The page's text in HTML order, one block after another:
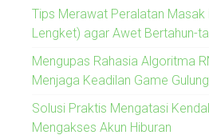
Tips Merawat Peralatan Masak
Lengket) agar Awet Bertahun-
Mengupas Rahasia Algoritma
Menjaga Keadilan Game
Solusi Praktis Mengatasi
Mengakses Akun Hiburan